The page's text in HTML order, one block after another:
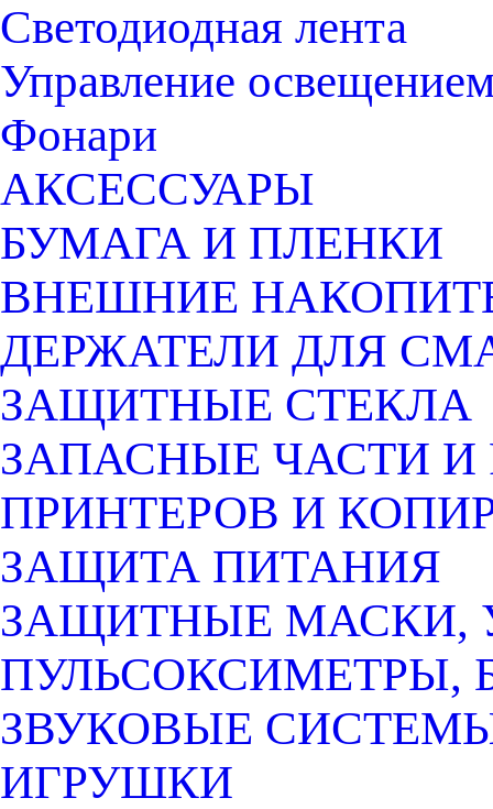
Светодиодная лента
Управление
Фонари
АКСЕССУАРЫ
БУМАГА И ПЛЕНКИ
ВНЕШНИЕ
ДЕРЖАТЕЛИ ДЛЯ
ЗАЩИТНЫЕ СТЕКЛА
ЗАПАСНЫЕ ЧАСТИ
ПРИНТЕРОВ И
ЗАЩИТА ПИТАНИЯ
ЗАЩИТНЫЕ МАСКИ,
ПУЛЬСОКСИМЕТРЫ,
ЗВУКОВЫЕ
ИГРУШКИ